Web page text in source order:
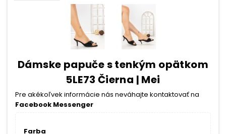
Dámske papuče s tenkým opätkom
5LE73 Čierna | Mei
Pre akékoľvek informácie nás neváhajte kontaktovať na
Facebook Messenger
Farba